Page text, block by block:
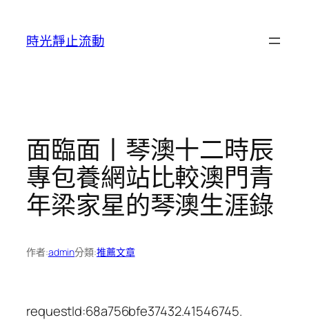
時光靜止流動
面臨面丨琴澳十二時辰
專包養網站比較澳門青
年梁家星的琴澳生涯錄
作者:admin分類:推薦文章
requestId:68a756bfe37432.41546745.